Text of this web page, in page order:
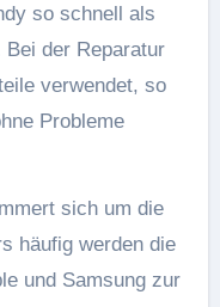
so schnell als
der Reparatur
verwendet, so
Probleme
sich um die
häufig werden die
und Samsung zur